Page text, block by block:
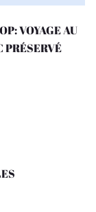
VOYAGE AU
PRÉSERVÉ